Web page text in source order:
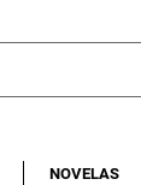
NOVELAS